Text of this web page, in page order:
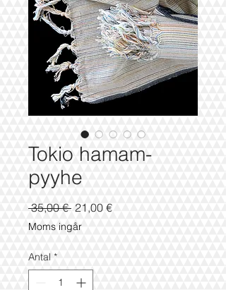
Tokio hamam-
pyyhe
35,00 € Ordinarie
pris
21,00 €Reapris
Moms ingår
Antal *